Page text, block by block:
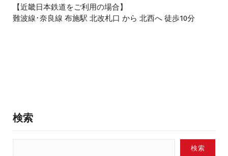
【近畿日本鉄道をご利用の場合】
難波線･奈良線 布施駅 北改札口 から 北西へ 徒歩10分
検索
検索